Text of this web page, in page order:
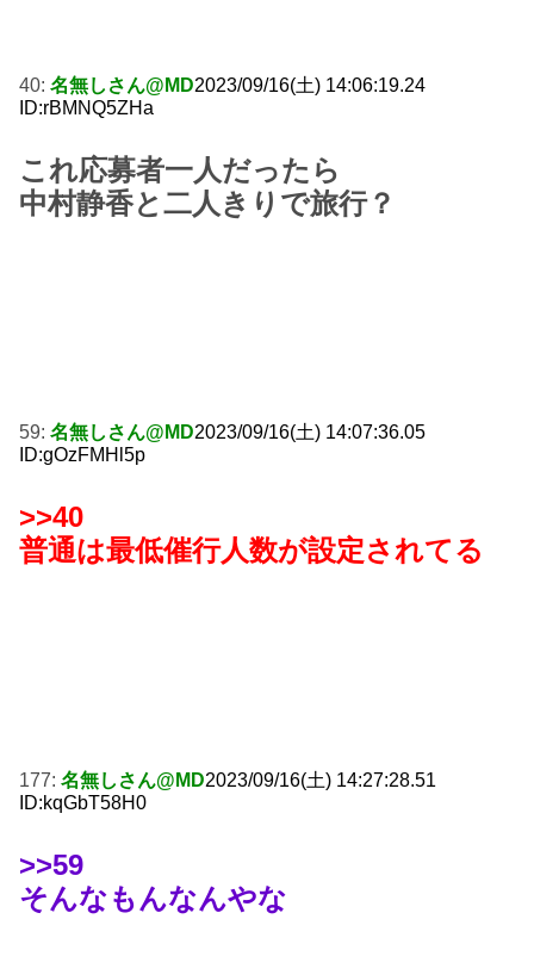
40: 名無しさん@MD2023/09/16(土) 14:06:19.24
ID:rBMNQ5ZHa
これ応募者一人だったら
中村静香と二人きりで旅行？
59: 名無しさん@MD2023/09/16(土) 14:07:36.05
ID:gOzFMHl5p
>>40
普通は最低催行人数が設定されてる
177: 名無しさん@MD2023/09/16(土) 14:27:28.51
ID:kqGbT58H0
>>59
そんなもんなんやな